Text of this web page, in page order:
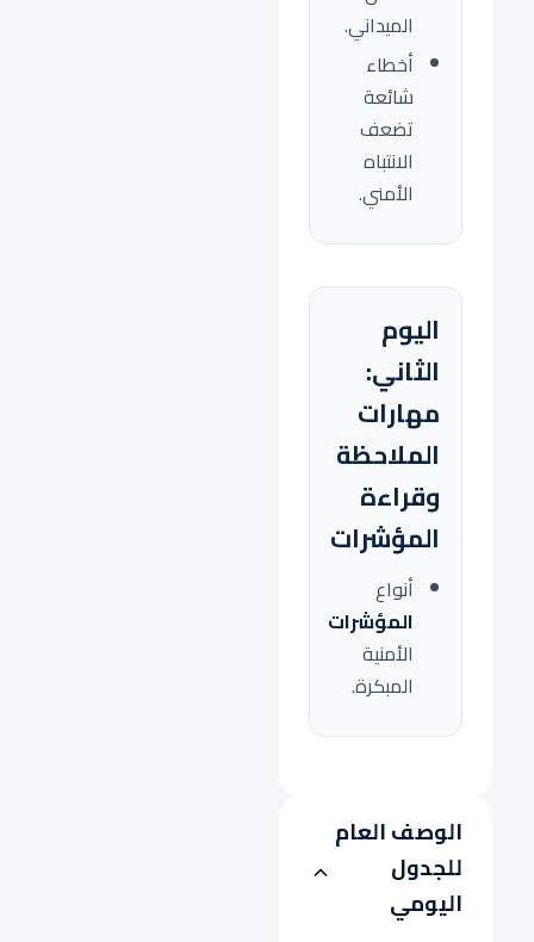
الميداني.
أخطاء
شائعة
تضعف
الانتباه
الأمني.
اليوم
الثاني:
مهارات
الملاحظة
وقراءة
المؤشرات
أنواع
المؤشرات
الأمنية
المبكرة.
الوصف العام
للجدول
اليومي